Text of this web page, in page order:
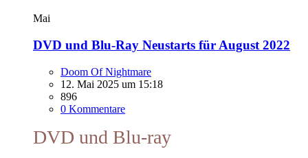
Mai
DVD und Blu-Ray Neustarts für August 2022
Doom Of Nightmare
12. Mai 2025 um 15:18
896
0 Kommentare
DVD und Blu-ray